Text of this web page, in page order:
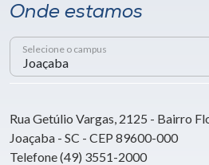
Onde estamos
Selecione o campus
Rua Getúlio Vargas, 2125 - Bairro
Joaçaba - SC - CEP 89600-000
Telefone (49) 3551-2000